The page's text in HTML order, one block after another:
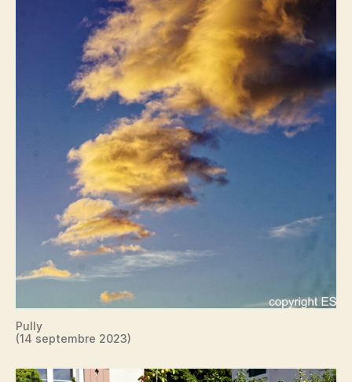
Pully
(14 septembre 2023)